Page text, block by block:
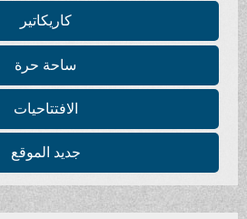
كاريكاتير
ساحة حرة
الافتتاحيات
جديد الموقع